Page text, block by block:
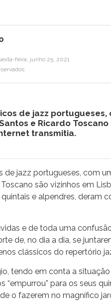
feira, junho 25, 2021
de jazz portugueses,
e Ricardo
transmitia.
de jazz portugueses, com
são vizinhos em
e alpendres, deram
e de toda uma
de, no dia a dia, se
clássicos do repertório
tendo em conta a
“empurrou” para os seus
o fazerem no magnífico